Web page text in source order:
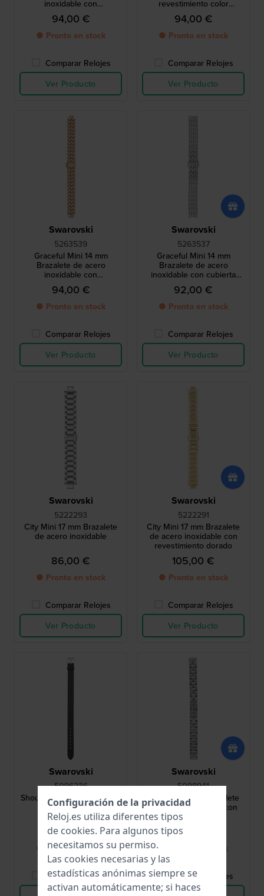
inoxidable con
revestimiento PVD dorado
rosa
94,00 €
● Pronto en stock
Comparar Relojes
Ver Producto
revestimiento color
champán
94,00 €
● Pronto en stock
Comparar Relojes
Ver Producto
Swarovski
5263539
Graceful Mini 14 mm
Brazalete de acero
inoxidable con
revestimiento PVD dorado
rosa
94,00 €
● Pronto en stock
Comparar Relojes
Ver Producto
Swarovski
5263537
Graceful Mini 14 mm
Brazalete de acero
inoxidable con cubierta
plateada
92,00 €
● Pronto en stock
Comparar Relojes
Ver Producto
Swarovski
5222293
City Mini 17 mm Brazalete
de acero inoxidable
86,00 €
● Pronto en stock
Comparar Relojes
Ver Producto
Swarovski
5222291
City Mini 17 mm Brazalete
de acero inoxidable con
revestimiento dorado
105,00 €
● Pronto en stock
Comparar Relojes
Ver Producto
Swarovski
5096236
Shourouk 14 mm Correa de
piel color negro
31,00 €
● Pronto en stock
Comparar Relojes
Swarovski
5098941
Daytime 14 mm Brazalete
de acero inoxidable con
cubierta plateada
99,00 €
● Pronto en stock
Comparar Relojes
Configuración de la privacidad
Reloj.es utiliza diferentes tipos
de cookies. Para algunos tipos
necesitamos su permiso.
Las cookies necesarias y las
estadísticas anónimas siempre se
activan automáticamente; si haces